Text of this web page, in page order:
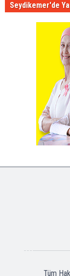
Seydikemer'de
Tüm